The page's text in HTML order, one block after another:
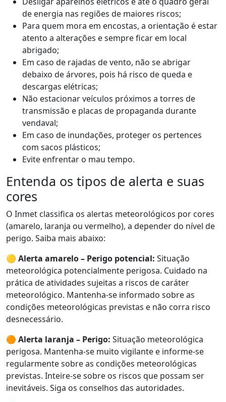
de energia nas regiões de maiores riscos;
Para quem mora em encostas, a orientação é estar
atento a alterações e sempre ficar em local
abrigado;
Em caso de rajadas de vento, não se abrigar
debaixo de árvores, pois há risco de queda e
descargas elétricas;
Não estacionar veículos próximos a torres de
transmissão e placas de propaganda durante
vendaval;
Em caso de inundações, proteger os pertences
com sacos plásticos;
Evite enfrentar o mau tempo.
Entenda os tipos de alerta e suas
cores
O Inmet classifica os alertas meteorológicos por cores
(amarelo, laranja ou vermelho), a depender do nível de
perigo. Saiba mais abaixo:
🟡 Alerta amarelo – Perigo potencial: Situação
meteorológica potencialmente perigosa. Cuidado na
prática de atividades sujeitas a riscos de caráter
meteorológico. Mantenha-se informado sobre as
condições meteorológicas previstas e não corra risco
desnecessário.
🟠 Alerta laranja – Perigo: Situação meteorológica
perigosa. Mantenha-se muito vigilante e informe-se
regularmente sobre as condições meteorológicas
previstas. Inteire-se sobre os riscos que possam ser
inevitáveis. Siga os conselhos das autoridades.